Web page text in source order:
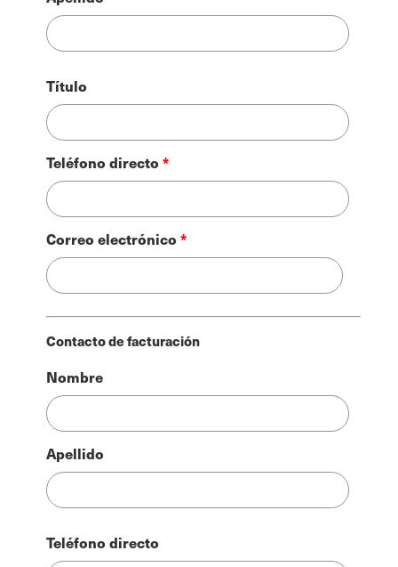
Título
Teléfono directo
Correo electrónico
Contacto de facturación
Nombre
la
factura
Nombre
Apellido
Teléfono directo